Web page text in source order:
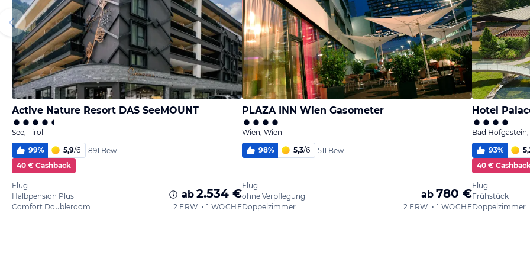
Active Nature Resort DAS SeeMOUNT
See, Tirol
99% 5,9/6
891 Bew.
40 € Cashback
Flug
Halbpension Plus
Comfort Doubleroom
ab 2.534 €
2 ERW. • 1 WOCHE
PLAZA INN Wien Gasometer
Wien, Wien
98% 5,3/6 511 Bew.
Flug
ohne Verpflegung
Doppelzimmer
ab 780 €
2 ERW. • 1 WOCHE
Hotel
Bad
93%
40 €
Flug
Frühstück
Doppelzimmer